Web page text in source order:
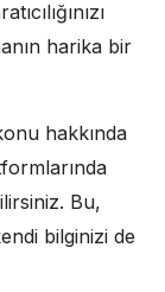
harika bir
hakkında
Bu,
bilginizi de